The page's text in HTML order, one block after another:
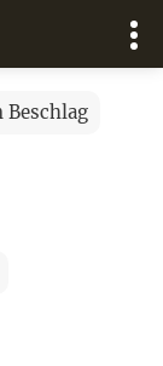
Beschlag